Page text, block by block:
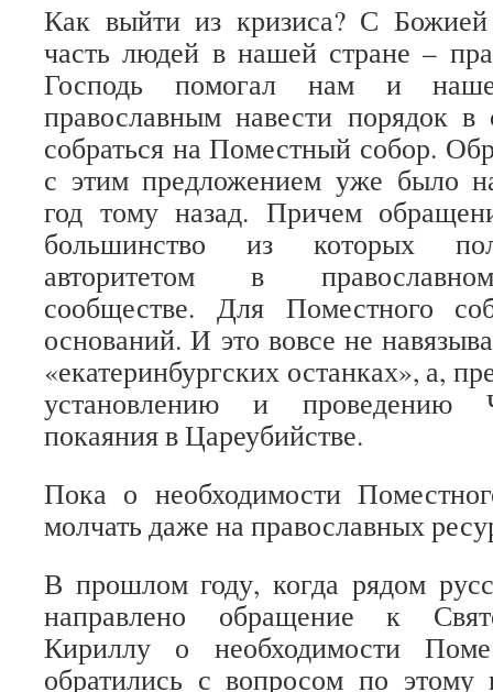
Как выйти из кризиса? С
часть людей в нашей стране –
Господь помогал нам и
православным навести порядок
собраться на Поместный собор.
с этим предложением уже было
год тому назад. Причем
большинство из которых
авторитетом в
сообществе. Для Поместного
оснований. И это вовсе не
«екатеринбургских останках», а,
установлению и проведению
покаяния в Цареубийстве.
Пока о необходимости
молчать даже на православных
В прошлом году, когда рядом
направлено обращение к
Кириллу о необходимости
обратились с вопросом по